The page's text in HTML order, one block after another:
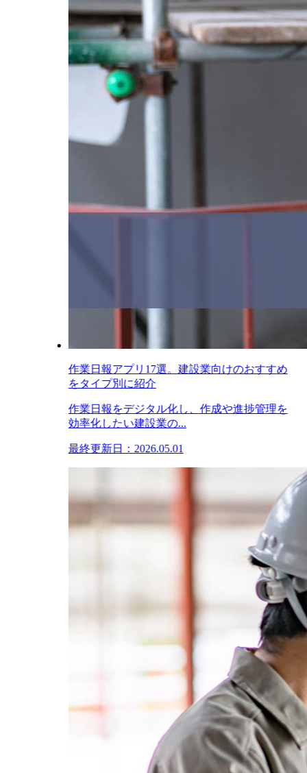
作業日報アプリ17選。建設業向けのおすすめ
をタイプ別に紹介
作業日報をデジタル化し、作成や進捗管理を
効率化したい建設業の...
最終更新日：2026.05.01